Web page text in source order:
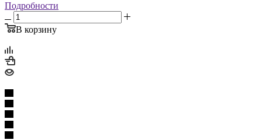
Подробности
В корзину